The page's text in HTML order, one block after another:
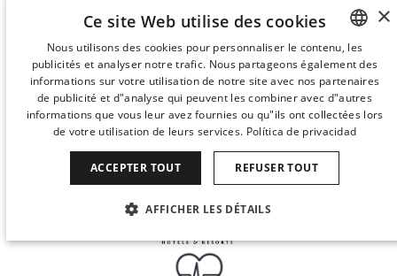
TRAVAILLEZ AVEC NOUS DURABILITÉ
SPANISH
ENGLISH
GERMAN
FRENCH
CHINESE (SIMPLIFIED)
×
Ce site Web utilise des cookies
Nous utilisons des cookies pour personnaliser le contenu, les
publicités et analyser notre trafic. Nous partageons également des
informations sur votre utilisation de notre site avec nos partenaires
de publicité et d"analyse qui peuvent les combiner avec d"autres
informations que vous leur avez fournies ou qu"ils ont collectées lors
de votre utilisation de leurs services. Política de privacidad
ACCEPTER TOUT REFUSER TOUT
AFFICHER LES DÉTAILS
STRICTEMENT NÉCESSAIRES PERFORMANCE